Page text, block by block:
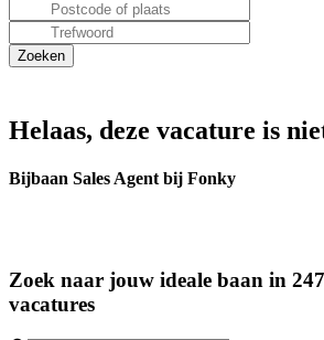
Helaas, deze vacature is
Bijbaan Sales Agent bij Fonky
Zoek naar jouw ideale baan in
vacatures